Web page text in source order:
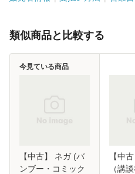
類似商品と比較する
【中古】 ネガ (バ
ンブー・コミック
今見ている商品
【中
（講